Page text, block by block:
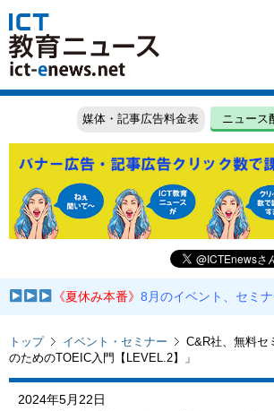
媒体・記事広告料金表 ニュース
《夏休み本番》8月のイベント、セミ
トップ イベント・セミナー
C&R社、無料セ
のためのTOEIC入門【LEVEL.2】」
2024年5月22日